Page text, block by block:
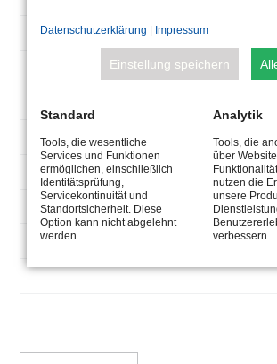
DC
LXBXH
4CH, CC 200
Datenschutzerklärung Impressum
Einstellung speichern
Standard
Tools, die wesentliche
Services und Funktionen
ermöglichen, einschließlich
Identitätsprüfung,
Servicekontinuität und
Standortsicherheit. Diese
Option kann nicht abgelehnt
werden.
Analytik
Tools, die
über
nutzen die
unsere
verbessern.